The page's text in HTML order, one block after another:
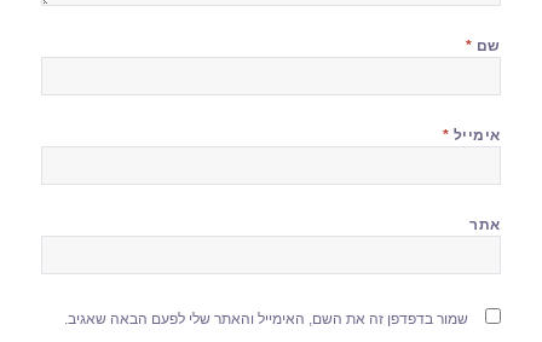
שם *
אימייל *
אתר
שמור בדפדפן זה את השם, האימייל והאתר שלי לפעם הבאה שאגיב.